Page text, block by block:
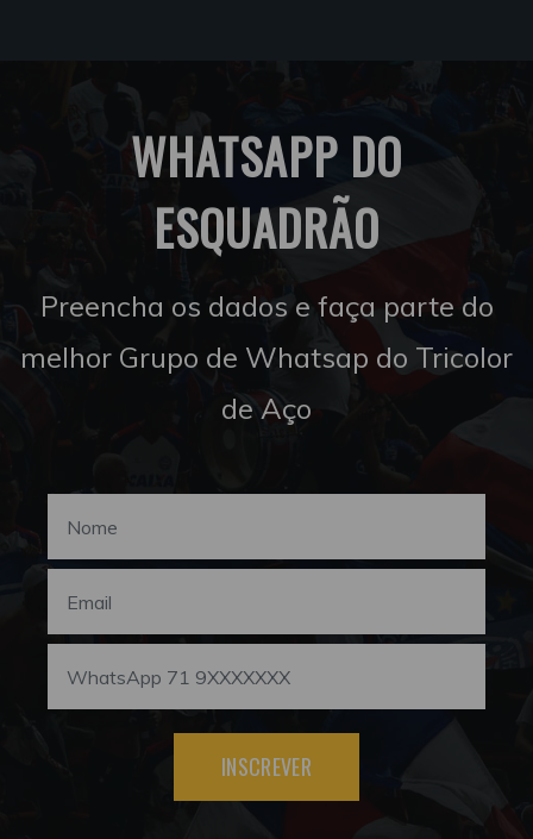
WHATSAPP DO
ESQUADRÃO
Preencha os dados e faça parte do
melhor Grupo de Whatsap do Tricolor
de Aço
INSCREVER